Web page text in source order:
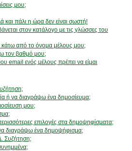
μου;
και πάλι η ώρα δεν είναι σωστή!
στον κατάλογο με τις γλώσσες του
από το όνομα μέλους μου;
τον βαθμό μου;
email ενός μέλους πρέπει να είμαι
ή να διαγράψω ένα δημοσίευμα;
μου;
επιλογές στα δημοψηφίσματα;
διαγράψω ένα δημοψήφισμα;
Συζήτηση;